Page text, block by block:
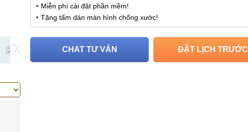
Miễn phí cài đặt phần mềm!
Tặng tấm dán màn hình chống xước!
CHAT TƯ VẤN ĐẶT LỊCH TRƯỚC